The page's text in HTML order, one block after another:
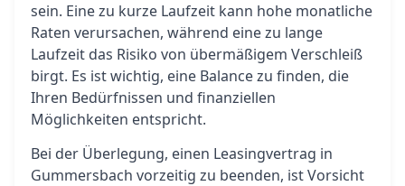
sein. Eine zu kurze Laufzeit kann hohe monatliche
Raten verursachen, während eine zu lange
Laufzeit das Risiko von übermäßigem Verschleiß
birgt. Es ist wichtig, eine Balance zu finden, die
Ihren Bedürfnissen und finanziellen
Möglichkeiten entspricht.
Bei der Überlegung, einen Leasingvertrag in
Gummersbach vorzeitig zu beenden, ist Vorsicht